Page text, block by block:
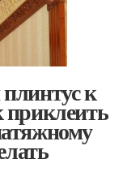
к